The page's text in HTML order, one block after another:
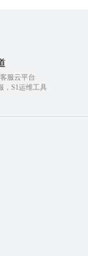
服云平台
，S1运维工具